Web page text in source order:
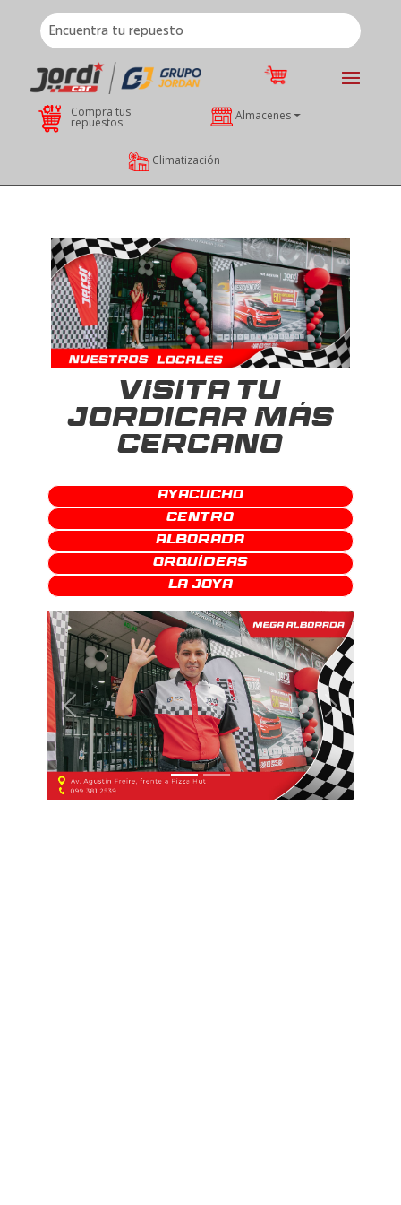
Compra tus
repuestos Almacenes
Climatización
VISITA TU
JORDICAR MÁS
CERCANO
Ayacucho
Centro
Alborada
Orquídeas
La Joya
Previous Next